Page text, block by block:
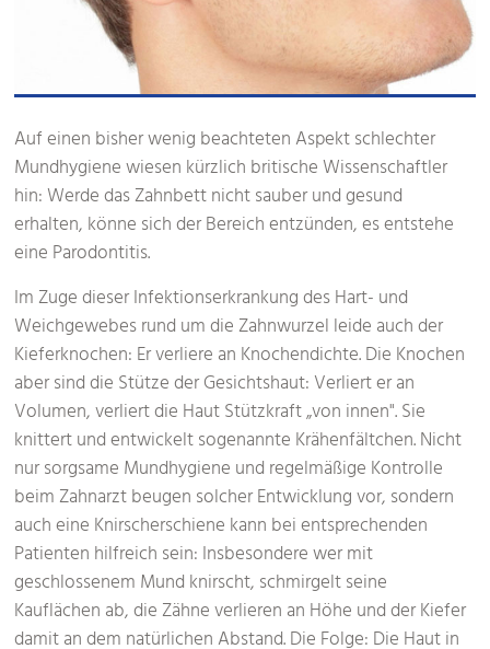
Auf einen bisher wenig beachteten Aspekt schlechter
Mundhygiene wiesen kürzlich britische Wissenschaftler
hin: Werde das Zahnbett nicht sauber und gesund
erhalten, könne sich der Bereich entzünden, es entstehe
eine Parodontitis.
Im Zuge dieser Infektionserkrankung des Hart- und
Weichgewebes rund um die Zahnwurzel leide auch der
Kieferknochen: Er verliere an Knochendichte. Die Knochen
aber sind die Stütze der Gesichtshaut: Verliert er an
Volumen, verliert die Haut Stützkraft „von innen". Sie
knittert und entwickelt sogenannte Krähenfältchen. Nicht
nur sorgsame Mundhygiene und regelmäßige Kontrolle
beim Zahnarzt beugen solcher Entwicklung vor, sondern
auch eine Knirscherschiene kann bei entsprechenden
Patienten hilfreich sein: Insbesondere wer mit
geschlossenem Mund knirscht, schmirgelt seine
Kauflächen ab, die Zähne verlieren an Höhe und der Kiefer
damit an dem natürlichen Abstand. Die Folge: Die Haut in